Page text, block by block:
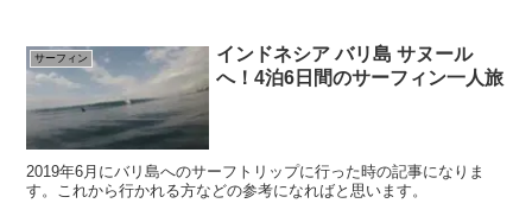
サーフィン
インドネシア バリ島 サヌール
へ！4泊6日間のサーフィン一人旅
2019年6月にバリ島へのサーフトリップに行った時の記事になりま
す。これから行かれる方などの参考になればと思います。